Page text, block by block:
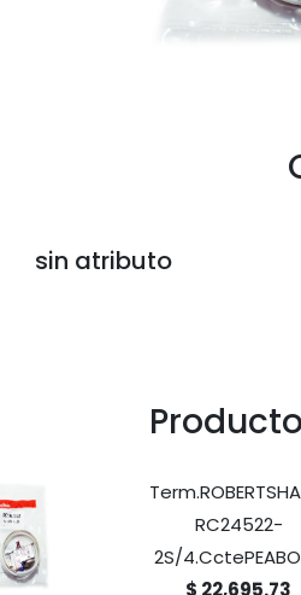
sin atributo
RC24522-
2S/
$ 22,695.73